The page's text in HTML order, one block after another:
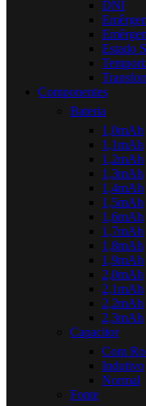
DNI
Estado
Componentes
Bateria
1,0mAh
1,1mAh
1,2mAh
1,3mAh
1,4mAh
1,5mAh
1,6mAh
1,7mAh
1,8mAh
1,9mAh
2,0mAh
2,1mAh
2,2mAh
2,3mAh
Capacitor
Com
Indutivo
Normal
Fonte